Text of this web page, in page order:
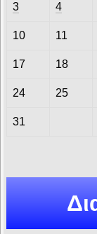
3 4
10 11
17 18
24 25
31